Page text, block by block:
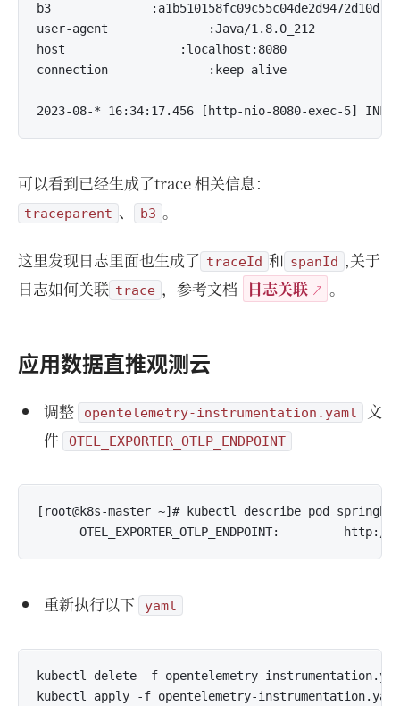
b3				:a1b510158fc09c55c04de2d9472d10d7-057f9e068e9cc007-1
user-agent				:Java/1.8.0_212
host				:localhost:8080
connection				:keep-alive
可以看到已经生成了trace 相关信息：
traceparent 、 b3 。
这里发现日志里面也生成了 traceId 和 spanId ,关于
日志如何关联 trace ，参考文档 日志关联 。
应用数据直推观测云
调整 opentelemetry-instrumentation.yaml 文
件
OTEL_EXPORTER_OTLP_ENDPOINT
[root@k8s-master ~]# kubectl describe pod springboot-
重新执行以下 yaml
kubectl delete -f opentelemetry-
kubectl apply -f opentelemetry-